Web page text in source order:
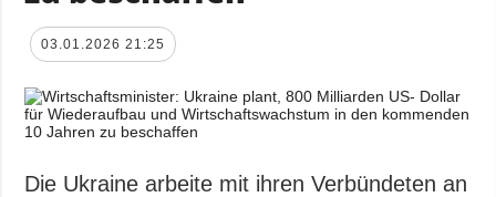
03.01.2026 21:25
Die Ukraine arbeite mit ihren Verbündeten an